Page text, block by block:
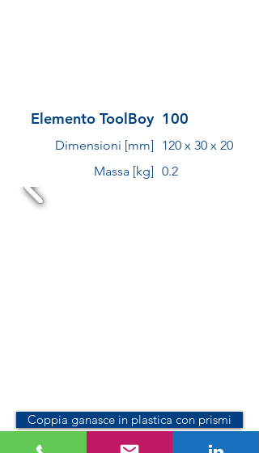
Elemento ToolBoy 100
Dimensioni [mm]
120 x 30 x 20
Massa [kg] 0.2
Coppia ganasce in plastica con prismi